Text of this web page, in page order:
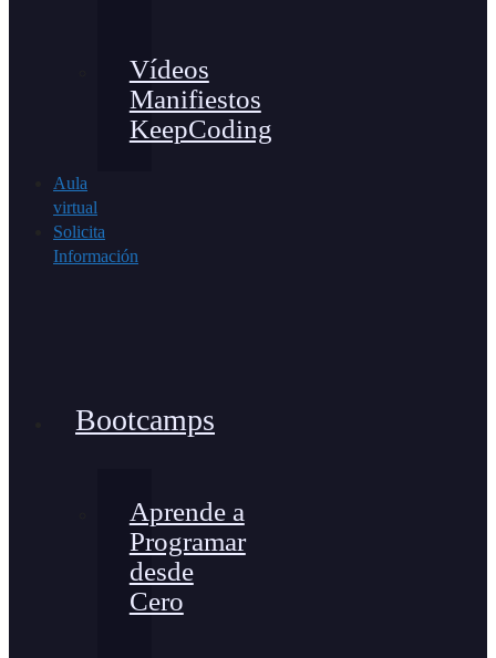
Vídeos
Manifiestos
KeepCoding
Aula
virtual
Solicita
Información
Bootcamps
Aprende a
Programar
desde
Cero